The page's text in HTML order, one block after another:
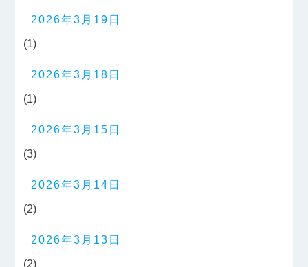
2026年3月19日
(1)
2026年3月18日
(1)
2026年3月15日
(3)
2026年3月14日
(2)
2026年3月13日
(2)